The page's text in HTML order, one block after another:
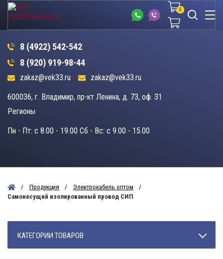
8 (4922) 542-542
8 (920) 919-98-44
zakaz@vek33.ru zakaz@vek33.ru
600036, г. Владимир, пр-кт Ленина, д. 73, оф. 31
Регионы
Пн - Пт: c 8.00 - 19.00 Сб - Вс: c 9.00 - 15.00
00
Продукция
Электрокабель оптом
Самонесущий изолированный провод СИП
КАТЕГОРИИ ТОВАРОВ